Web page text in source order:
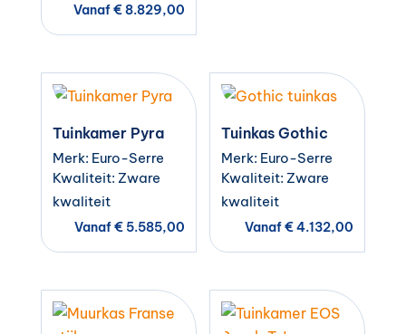
Vanaf€8.829,00
Tuinkamer Pyra
Merk: Euro-Serre
Kwaliteit: Zware
kwaliteit
Vanaf€5.585,00
Tuinkas Gothic
Merk: Euro-Serre
Kwaliteit: Zware
kwaliteit
Vanaf€4.132,00